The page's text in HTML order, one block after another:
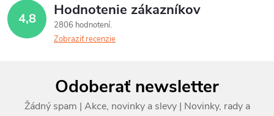
4,8 Hodnotenie zákazníkov
2806 hodnotení
Zobraziť recenzie
Odoberať newsletter